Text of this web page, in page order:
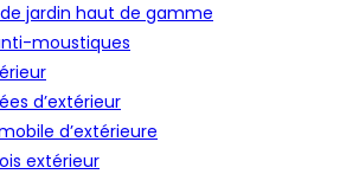
jardin haut de gamme
moustiques
d’extérieur
d’extérieure
extérieur